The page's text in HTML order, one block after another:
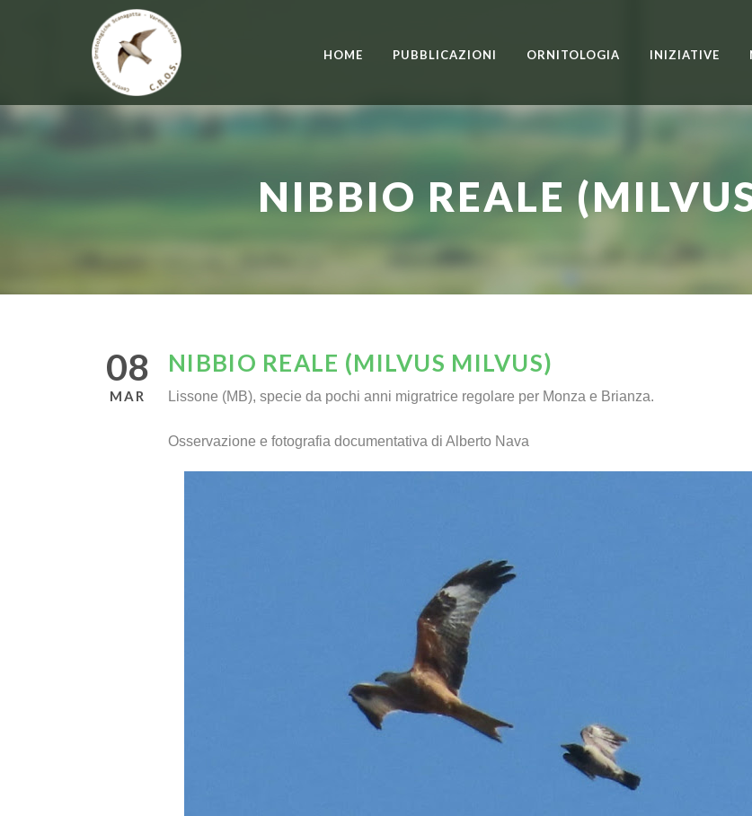
HOME PUBBLICAZIONI ORNITOLOGIA INIZIATIVE
NIBBIO REALE
08
MAR
NIBBIO REALE (MILVUS MILVUS)
Lissone (MB), specie da pochi anni migratrice regolare per Monza e Brianza.
Osservazione e fotografia documentativa di Alberto Nava